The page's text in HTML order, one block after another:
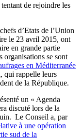
de rejoindre les
d’Etats de l’Union
le 23 avril 2015, ont
en grande partie
organisations se sont
en Méditerranée
qui rappelle leurs
de la République.
un « Agenda
discuté lors de la
Le Conseil a, par
à une opération
sud de la